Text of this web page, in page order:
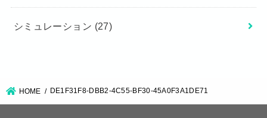
シミュレーション (27)
HOME DE1F31F8-DBB2-4C55-BF30-45A0F3A1DE71